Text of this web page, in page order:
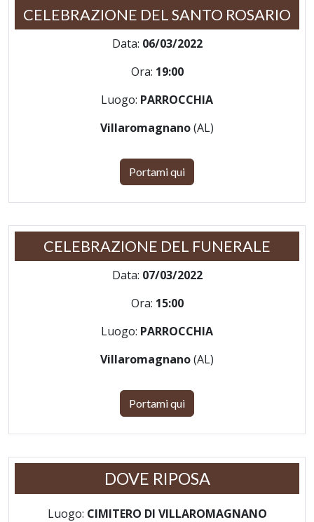
CELEBRAZIONE DEL SANTO ROSARIO
Data: 06/03/2022
Ora: 19:00
Luogo: PARROCCHIA
Villaromagnano(AL)
Portami qui
CELEBRAZIONE DEL FUNERALE
Data: 07/03/2022
Ora: 15:00
Luogo: PARROCCHIA
Villaromagnano(AL)
Portami qui
DOVE RIPOSA
Luogo: CIMITERO DI VILLAROMAGNANO